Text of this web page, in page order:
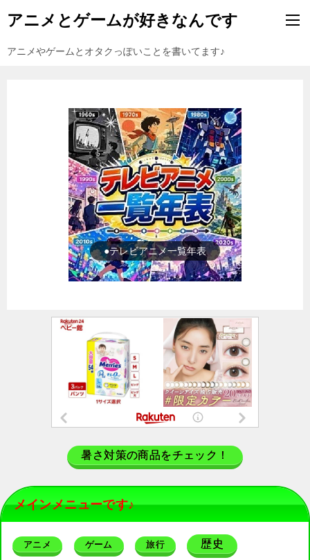
アニメとゲームが好きなんです
アニメやゲームとオタクっぽいことを書いてます♪
●ゲーム一覧年表
暑さ対策の商品をチェック！
メインメニューです♪
アニメ ゲーム 旅行 歴史